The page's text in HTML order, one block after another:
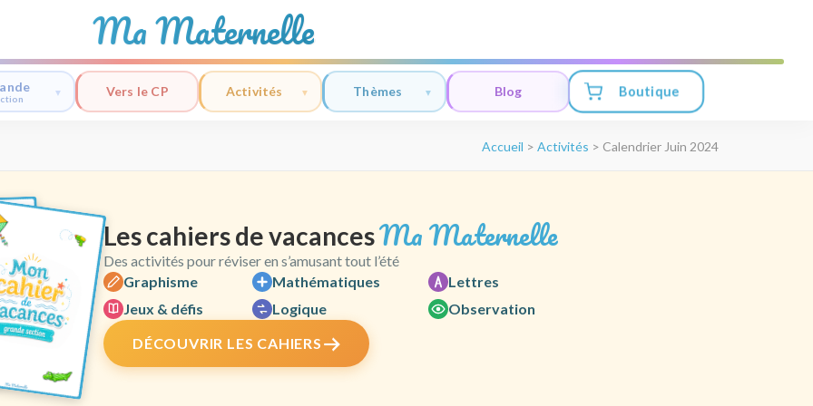
Ma Maternelle
Vers le CP Activités Thèmes Blog Boutique
Accueil > Activités > Calendrier Juin 2024
Les cahiers de vacancesMa Maternelle
Des activités pour réviser en s’amusant tout l’été
Graphisme
Mathématiques
Lettres
Jeux & défis
Logique
Observation
DÉCOUVRIR LES CAHIERS